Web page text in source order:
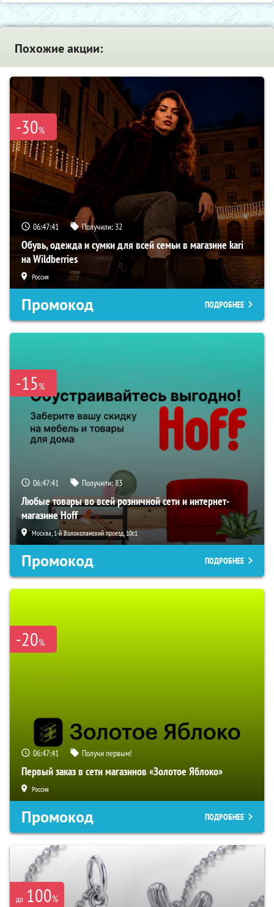
Похожие акции:
-30%
06:47:41 Получили: 32
Обувь, одежда и сумки для всей семьи в магазине kari
на Wildberries
Россия
Промокод ПОДРОБНЕЕ
-15%
06:47:41 Получили:83
Любые товары во всей розничной сети и интернет-
магазине Hoff
Москва, 1-й Волоколамский проезд, 10с1
Промокод ПОДРОБНЕЕ
-20%
06:47:41 Получи первым!
Первый заказ в сети магазинов «Золотое Яблоко»
Россия
Промокод ПОДРОБНЕЕ
до 100%